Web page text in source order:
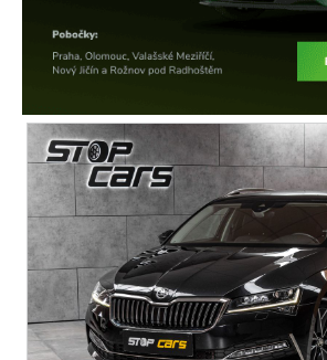
výškově nastavitelné sedadlo řidiče
vyhřívaná sedadla
el. seřiditelná sedadla
zadní stěrač
alu kola
el. zrcátka
el. sklopná zrcátka